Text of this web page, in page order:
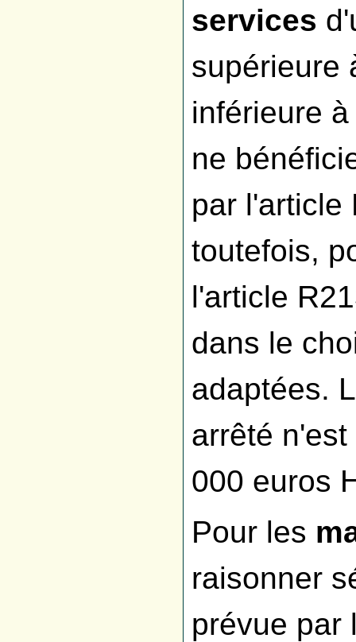
services
supérieure
inférieure
ne
par l'article
toutefois,
l'article
dans le
adaptées.
arrêté
000 euros
Pour les
raisonner
prévue par